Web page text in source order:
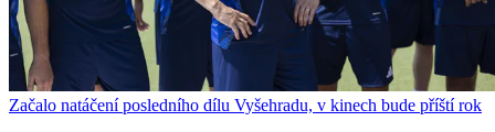
Začalo natáčení posledního dílu Vyšehradu, v kinech bude příští rok